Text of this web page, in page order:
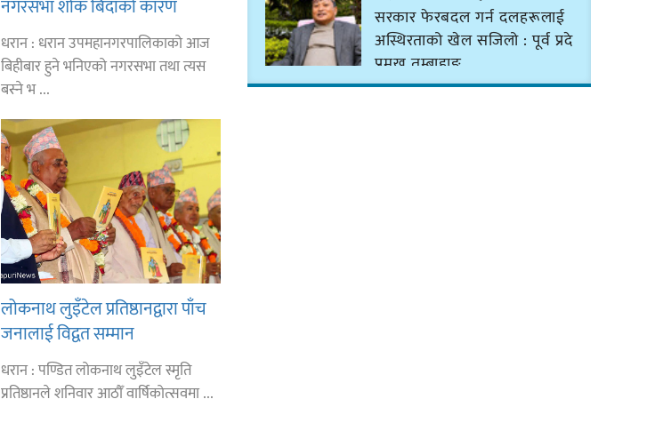
नगरसभा शोक बिदाको कारण
स्थगित
धरान : धरान उपमहानगरपालिकाको आज
बिहीबार हुने भनिएको नगरसभा तथा त्यस
बस्ने भ ...
लोकनाथ लुइँटेल प्रतिष्ठानद्वारा पाँच
जनालाई विद्वत सम्मान
धरान : पण्डित लोकनाथ लुइँटेल स्मृति
प्रतिष्ठानले शनिवार आठौँ वार्षिकोत्सवमा ...
सरकार फेरबदल गर्न दलहरूलाई
अस्थिरताको खेल सजिलो : पूर्व प्रदेश
प्रमुख तुम्बाहाङ